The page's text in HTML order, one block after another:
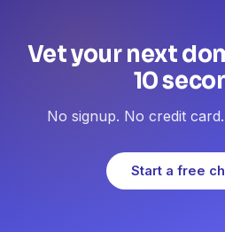
Vet your next
10
No signup. No credit
Start a free